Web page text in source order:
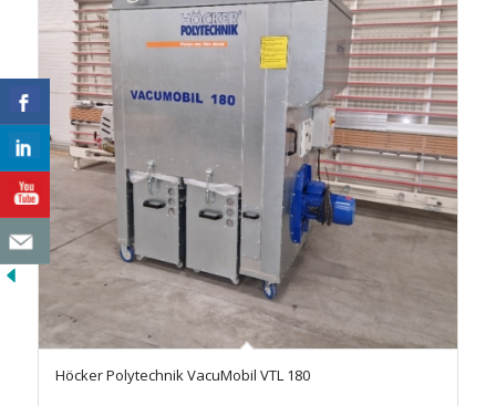
Höcker Polytechnik VacuMobil VTL 180